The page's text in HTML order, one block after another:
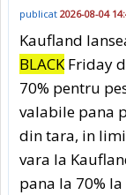
publicat 2026-08-04
Kaufland
BLACKFriday
70% pentru
valabile pana
din tara, in
vara la
pana la 70%